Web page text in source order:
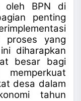
oleh BPN di
penting
proses yang
diharapkan
besar bagi
desa dalam
tahun